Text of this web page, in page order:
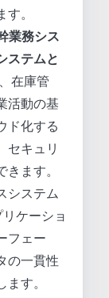
。
業務シス
ステムと
在庫管
活動の基
ド化する
セキュリ
ます。
システム
ケーショ
フェー
の一貫性
ます。